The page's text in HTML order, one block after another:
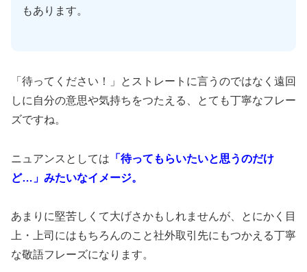
もあります。
「待ってください！」とストレートに言うのではなく遠回
しに自分の意思や気持ちをつたえる、とても丁寧なフレー
ズですね。
ニュアンスとしては 「待ってもらいたいと思うのだけ
ど…」みたいなイメージ。
あまりに堅苦しくて大げさかもしれませんが、とにかく目
上・上司にはもちろんのこと社外取引先にもつかえる丁寧
な敬語フレーズになります。